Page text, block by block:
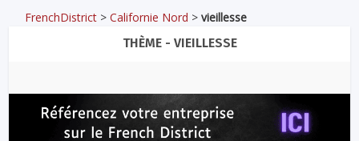
FrenchDistrict >Californie Nord >vieillesse
THÈME - VIEILLESSE